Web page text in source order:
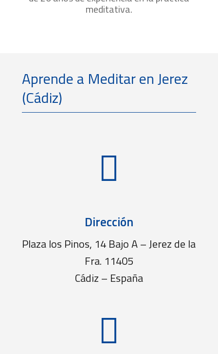
meditativa.
Aprende a Meditar en Jerez
(Cádiz)

Dirección
Plaza los Pinos, 14 Bajo A – Jerez de la
Fra. 11405
Cádiz – España
